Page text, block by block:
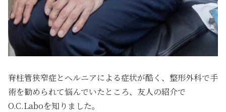
脊柱管狭窄症とヘルニアによる症状が酷く、整形外科で手
術を勧められて悩んでいたところ、友人の紹介で
O.C.Laboを知りました。